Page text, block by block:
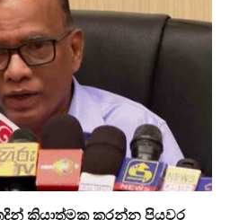
තදින් ක්‍රියාත්මක කරන්න පියවර